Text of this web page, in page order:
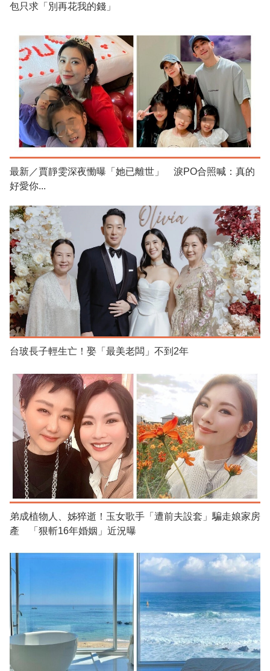
包只求「別再花我的錢」
最新／賈靜雯深夜慟曝「她已離世」 淚PO合照喊：真的
好愛你...
台玻長子輕生亡！娶「最美老闆」不到2年
弟成植物人、姊猝逝！玉女歌手「遭前夫設套」騙走娘家房
產 「狠斬16年婚姻」近況曝